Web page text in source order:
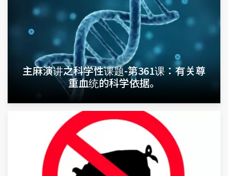
主麻演讲之科学性课题-第361课：有关尊
重血统的科学依据。